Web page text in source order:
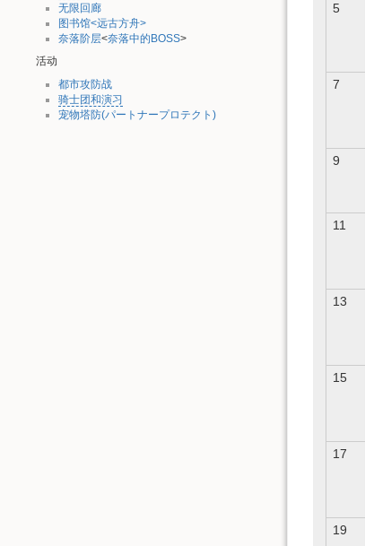
无限回廊
图书馆<远古方舟>
奈落阶层<奈落中的BOSS>
活动
都市攻防战
骑士团和演习
宠物塔防(パートナープロテクト)
5
7
9
11
13
15
17
19